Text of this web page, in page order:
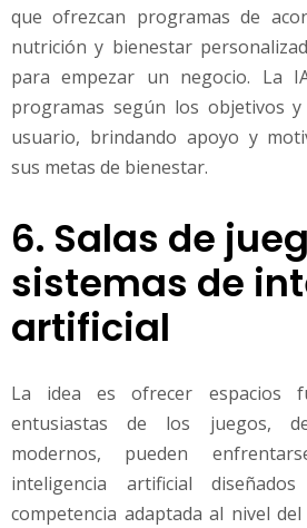
que ofrezcan programas de
nutrición y bienestar
para empezar un negocio. La
programas según los objetivos y
usuario, brindando apoyo y
sus metas de bienestar.
6. Salas de
sistemas de
artificial
La idea es ofrecer espacios
entusiastas de los juegos,
modernos, pueden
inteligencia artificial
competencia adaptada al nivel